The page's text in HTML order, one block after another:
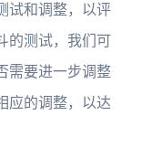
试和调整，以评
的测试，我们可
需要进一步调整
应的调整，以达